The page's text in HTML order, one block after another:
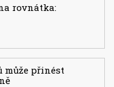
rovnátka:
přinést